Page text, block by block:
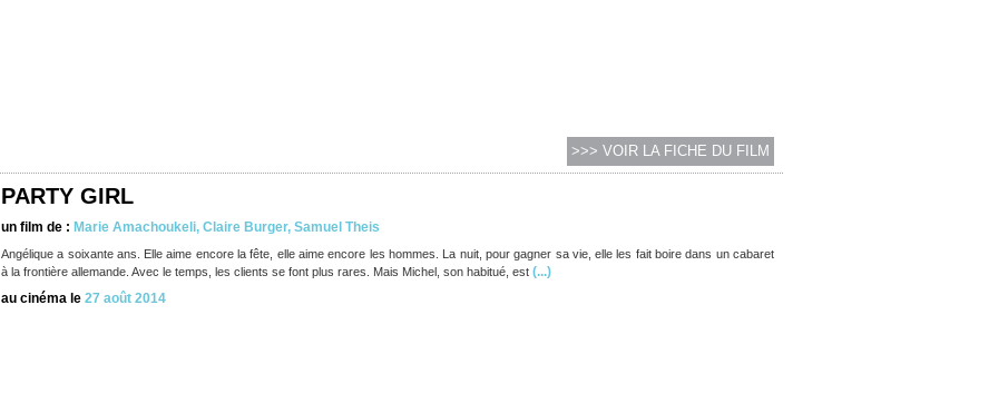
>>> VOIR LA FICHE DU FILM
PARTY GIRL
un film de : Marie Amachoukeli, Claire Burger, Samuel Theis
Angélique a soixante ans. Elle aime encore la fête, elle aime encore les hommes. La nuit, pour gagner sa vie, elle les fait boire dans un cabaret
à la frontière allemande. Avec le temps, les clients se font plus rares. Mais Michel, son habitué, est(...)
au cinéma le 27 août 2014